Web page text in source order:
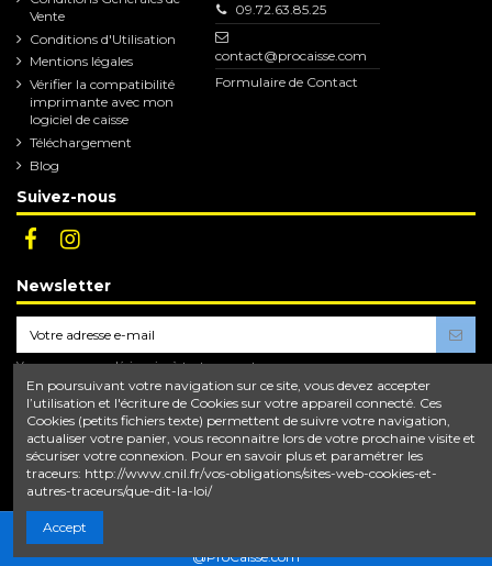
Vente
Conditions d'Utilisation
Mentions légales
Vérifier la compatibilité
imprimante avec mon
logiciel de caisse
Téléchargement
Blog
09.72.63.85.25
contact@procaisse.com
Formulaire de Contact
Suivez-nous
Newsletter
Vous pouvez vous désinscrire à tout moment.
contact dans les conditions d'utilisation du site.
En vous abonnant, vous acceptez nosconditions d'utilisation et notrepolitique de
confidentialité.
@ProCaisse.com
En poursuivant votre navigation sur ce site, vous devez accepter
l’utilisation et l'écriture de Cookies sur votre appareil connecté. Ces
Cookies (petits fichiers texte) permettent de suivre votre navigation,
actualiser votre panier, vous reconnaitre lors de votre prochaine visite et
sécuriser votre connexion. Pour en savoir plus et paramétrer les
traceurs: http://www.cnil.fr/vos-obligations/sites-web-cookies-et-
autres-traceurs/que-dit-la-loi/
Accept